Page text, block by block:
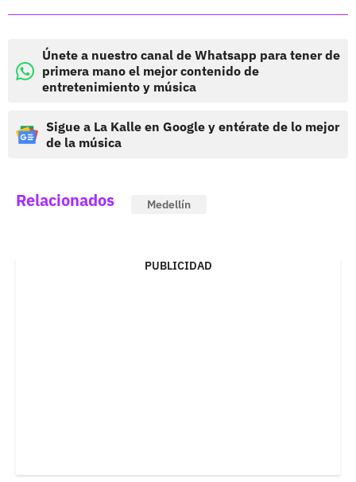
Únete a nuestro canal de Whatsapp para tener de
primera mano el mejor contenido de
entretenimiento y música
Sigue a La Kalle en Google y entérate de lo mejor
de la música
Relacionados Medellín
PUBLICIDAD